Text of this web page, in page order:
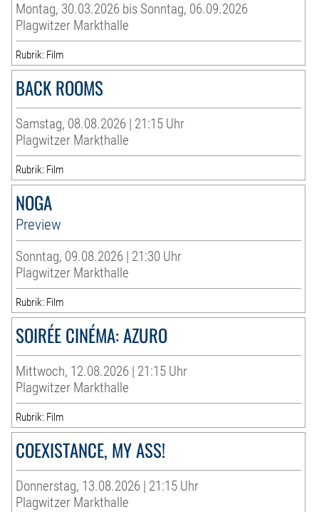
Montag, 30.03.2026 bis Sonntag, 06.09.2026
Plagwitzer Markthalle
Rubrik: Film
BACK ROOMS
Samstag, 08.08.2026 | 21:15 Uhr
Plagwitzer Markthalle
Rubrik: Film
NOGA
Preview
Sonntag, 09.08.2026 | 21:30 Uhr
Plagwitzer Markthalle
Rubrik: Film
SOIRÉE CINÉMA: AZURO
Mittwoch, 12.08.2026 | 21:15 Uhr
Plagwitzer Markthalle
Rubrik: Film
COEXISTANCE, MY ASS!
Donnerstag, 13.08.2026 | 21:15 Uhr
Plagwitzer Markthalle